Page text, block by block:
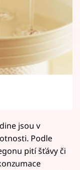
jsou v
Podle
pití šťávy či